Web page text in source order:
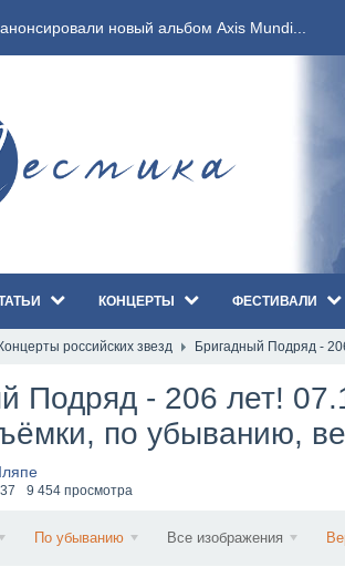
новый альбом Axis Mundi...
на большие экраны с новым ко...
Open Air 2026 полностью переходи...
новый сингл и видеоклип «Th...
новый сингл под названием «...
Air 2026 объявили последние одиннад...
КОНЦЕРТЫ ФЕСТИВАЛИ
Концерты российских звезд Бригадный Подряд -
Подряд - 206 лет!
по убыванию,
9 454 просмотра
По убыванию Все изображения